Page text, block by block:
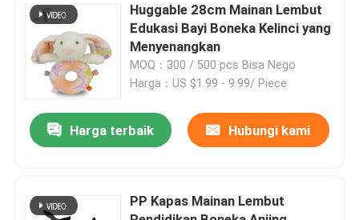
Kontrol kualitas
Hubungi kami
Berita
Mainan Mewah Lembut
Huggable 28cm Mainan Lembut
Edukasi Bayi Boneka Kelinci yang
Menyenangkan
MOQ：300 / 500 pcs Bisa Nego
Harga：US $1.99 - 9.99/ Piece
Harga terbaik Hubungi kami
PP Kapas Mainan Lembut